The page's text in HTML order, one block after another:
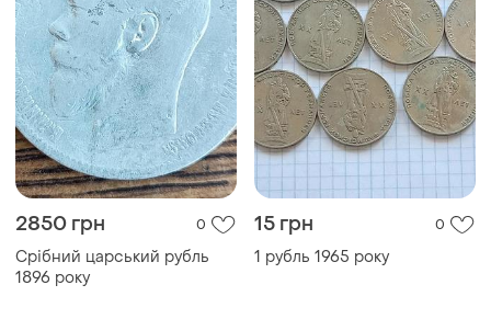
2850 грн 0
Срібний царський рубль
1896 року
15 грн 0
1 рубль 1965 року